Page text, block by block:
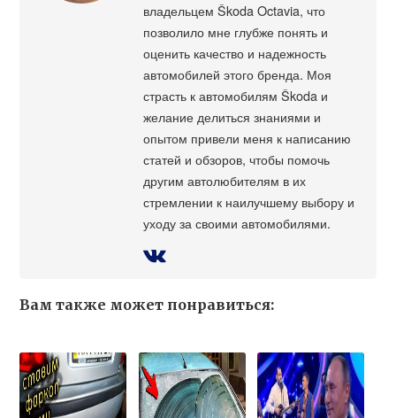
владельцем Škoda Octavia, что
позволило мне глубже понять и
оценить качество и надежность
автомобилей этого бренда. Моя
страсть к автомобилям Škoda и
желание делиться знаниями и
опытом привели меня к написанию
статей и обзоров, чтобы помочь
другим автолюбителям в их
стремлении к наилучшему выбору и
уходу за своими автомобилями.
Вам также может понравиться: